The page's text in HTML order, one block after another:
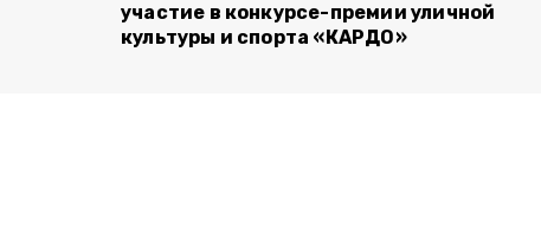
участие в конкурсе-премии уличной
культуры и спорта «КАРДО»